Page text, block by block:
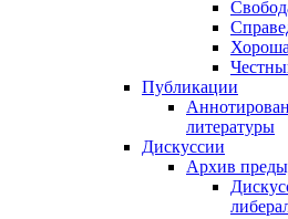
Публикации
литературы
Дискуссии
Архив